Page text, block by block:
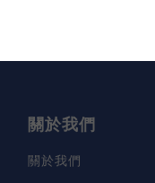
關於我們
關於我們